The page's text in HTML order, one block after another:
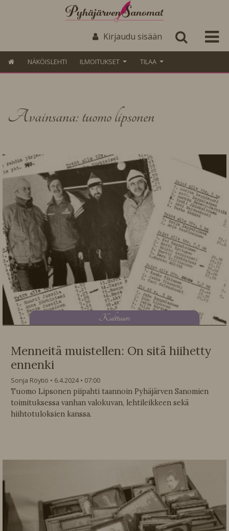
Kirjaudu sisään
NÄKÖISLEHTI ILMOITUKSET TILAA
Avainsana: tuomo lipsonen
Kulttuuri
Menneitä muistellen: On sitä hiihetty
ennenki
Sonja Röytiö 6.4.2024
07:00
Tuomo Lipsonen piipahti taannoin Pyhäjärven Sanomien
toimituksessa vanhan valokuvan, lehtileikkeen sekä
hiihtotuloksien kanssa.